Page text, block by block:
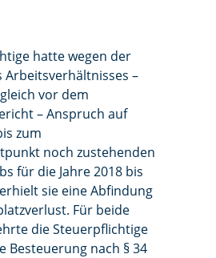
hatte wegen der
Arbeitsverhältnisses –
vor dem
– Anspruch auf
zum
noch zustehenden
für die Jahre 2018 bis
sie eine Abfindung
Für beide
die Steuerpflichtige
Besteuerung nach § 34